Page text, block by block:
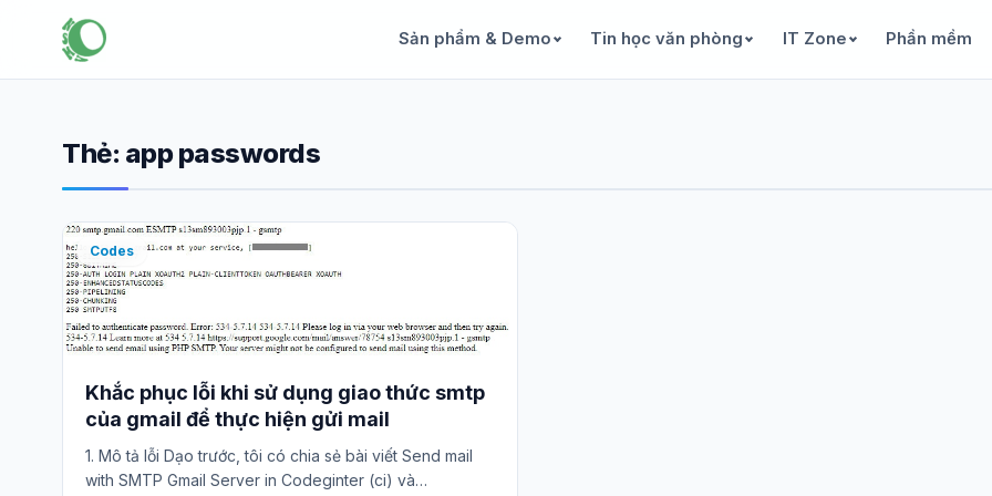
Sản phẩm & Demo Tin học văn phòng IT Zone Phần mềm
Thẻ: app passwords
Codes
Khắc phục lỗi khi sử dụng giao thức smtp
của gmail để thực hiện gửi mail
1. Mô tả lỗi Dạo trước, tôi có chia sẻ bài viết Send mail
with SMTP Gmail Server in Codeginter (ci) và…